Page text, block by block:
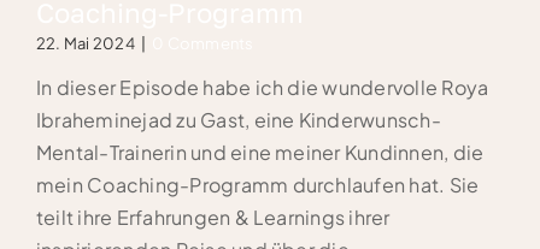
22. Mai 2024
In dieser Episode habe ich die wundervolle Roya
Ibraheminejad zu Gast, eine Kinderwunsch-
Mental-Trainerin und eine meiner Kundinnen, die
mein Coaching-Programm durchlaufen hat. Sie
teilt ihre Erfahrungen & Learnings ihrer